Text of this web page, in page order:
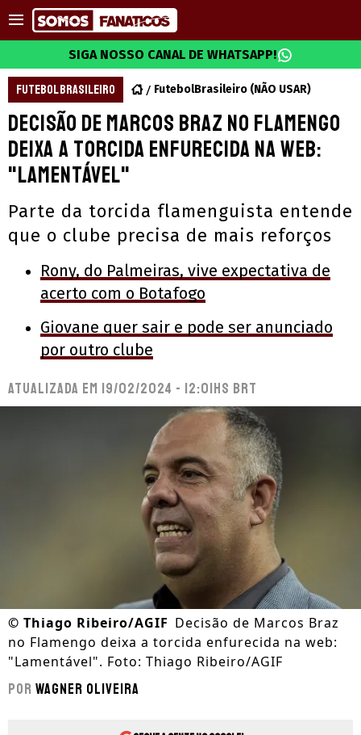
SIGA NOSSO CANAL DE WHATSAPP!
FUTEBOL BRASILEIRO FutebolBrasileiro (NÃO USAR)
Decisão de Marcos Braz no Flamengo
deixa a torcida enfurecida na web:
"Lamentável"
Parte da torcida flamenguista entende
que o clube precisa de mais reforços
Rony, do Palmeiras, vive expectativa de
acerto com o Botafogo
Giovane quer sair e pode ser anunciado
por outro clube
Atualizada em 19/02/2024 - 12:01hs BRT
© Thiago Ribeiro/AGIF Decisão de Marcos Braz
no Flamengo deixa a torcida enfurecida na web:
"Lamentável". Foto: Thiago Ribeiro/AGIF
Por Wagner Oliveira